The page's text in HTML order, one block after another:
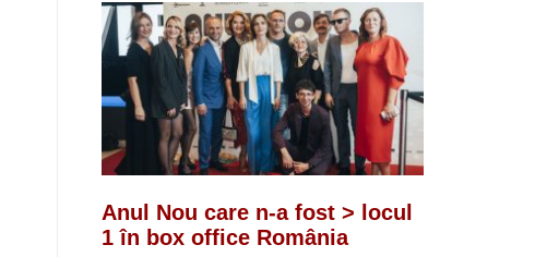
Anul Nou care n-a fost > locul
1 în box office România